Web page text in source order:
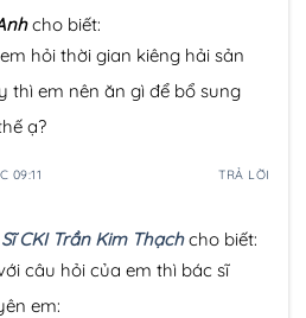
cho biết:
hỏi thời gian kiêng hải sản
thì em nên ăn gì để bổ sung
ạ?
09:11 TRẢ LỜI
CKI Trần Kim Thạch cho biết:
câu hỏi của em thì bác sĩ
em: